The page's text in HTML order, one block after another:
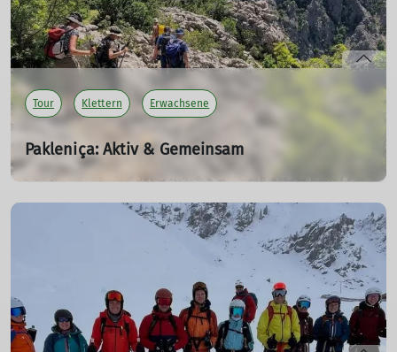
Tour Klettern Erwachsene
Pakleniça: Aktiv & Gemeinsam
Klettern, Wandern & Meer | 26. April-02. Mai
Sonne statt Regen, Kletterspaß für alle, entspannte
Abende mit Meerblick und Kochgemeinschaft.